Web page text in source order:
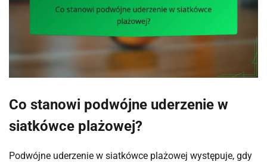
Co stanowi podwójne uderzenie w
siatkówce plażowej?
Podwójne uderzenie w siatkówce plażowej występuje, gdy